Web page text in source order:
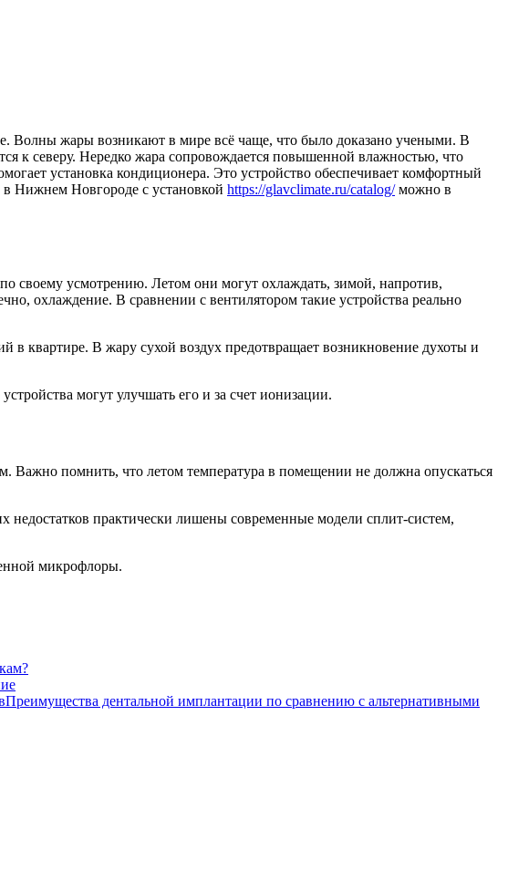
Волны жары возникают в мире всё чаще, что было доказано учеными. В
к северу. Нередко жара сопровождается повышенной влажностью, что
установка кондиционера. Это устройство обеспечивает комфортный
в Нижнем Новгороде с установкой https://glavclimate.ru/catalog/можно в
своему усмотрению. Летом они могут охлаждать, зимой, напротив,
охлаждение. В сравнении с вентилятором такие устройства реально
квартире. В жару сухой воздух предотвращает возникновение духоты и
могут улучшать его и за счет ионизации.
Важно помнить, что летом температура в помещении не должна опускаться
недостатков практически лишены современные модели сплит-систем,
микрофлоры.
Преимущества дентальной имплантации по сравнению с альтернативными